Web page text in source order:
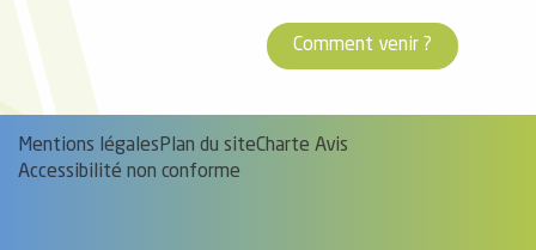
Comment venir ?
Mentions légalesPlan du siteCharte Avis
Accessibilité non conforme